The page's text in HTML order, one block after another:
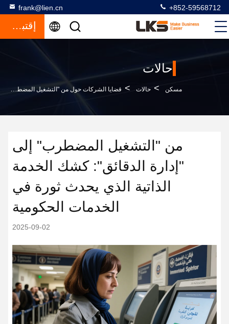
frank@lien.cn +852-59568712
إقتباس
حالات
مسكن > حالات > قضايا الشركات حول من "التشغيل المضطرب" إلى "إدارة الدقائق": كشك الخدمة الذاتية الذي يحدث ثورة في الخدمات الحكومية
من "التشغيل المضطرب" إلى
"إدارة الدقائق": كشك الخدمة
الذاتية الذي يحدث ثورة في
الخدمات الحكومية
2025-09-02